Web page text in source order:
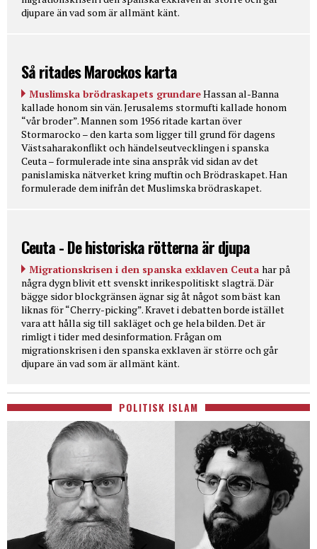
djupare än vad som är allmänt känt.
Så ritades Marockos karta
Muslimska brödraskapets grundareHassan al-Banna
kallade honom sin vän. Jerusalems stormufti kallade honom
“vår broder”. Mannen som 1956 ritade kartan över
Stormarocko – den karta som ligger till grund för dagens
Västsaharakonflikt och händelseutvecklingen i spanska
Ceuta – formulerade inte sina anspråk vid sidan av det
panislamiska nätverket kring muftin och Brödraskapet. Han
formulerade dem inifrån det Muslimska brödraskapet.
Ceuta - De historiska rötterna är djupa
Migrationskrisen i den spanska exklaven Ceuta har på
några dygn blivit ett svenskt inrikespolitiskt slagträ. Där
bägge sidor blockgränsen ägnar sig åt något som bäst kan
liknas för “Cherry-picking”. Kravet i debatten borde istället
vara att hålla sig till sakläget och ge hela bilden. Det är
rimligt i tider med desinformation. Frågan om
migrationskrisen i den spanska exklaven är större och går
djupare än vad som är allmänt känt.
POLITISK ISLAM